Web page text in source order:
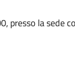
presso la sede